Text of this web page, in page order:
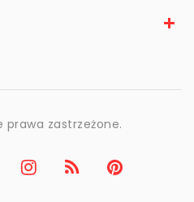
prawa zastrzeżone.